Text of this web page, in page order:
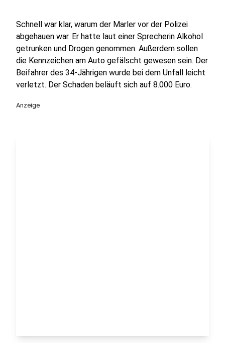
Schnell war klar, warum der Marler vor der Polizei
abgehauen war. Er hatte laut einer Sprecherin Alkohol
getrunken und Drogen genommen. Außerdem sollen
die Kennzeichen am Auto gefälscht gewesen sein. Der
Beifahrer des 34-Jährigen wurde bei dem Unfall leicht
verletzt. Der Schaden beläuft sich auf 8.000 Euro.
Anzeige